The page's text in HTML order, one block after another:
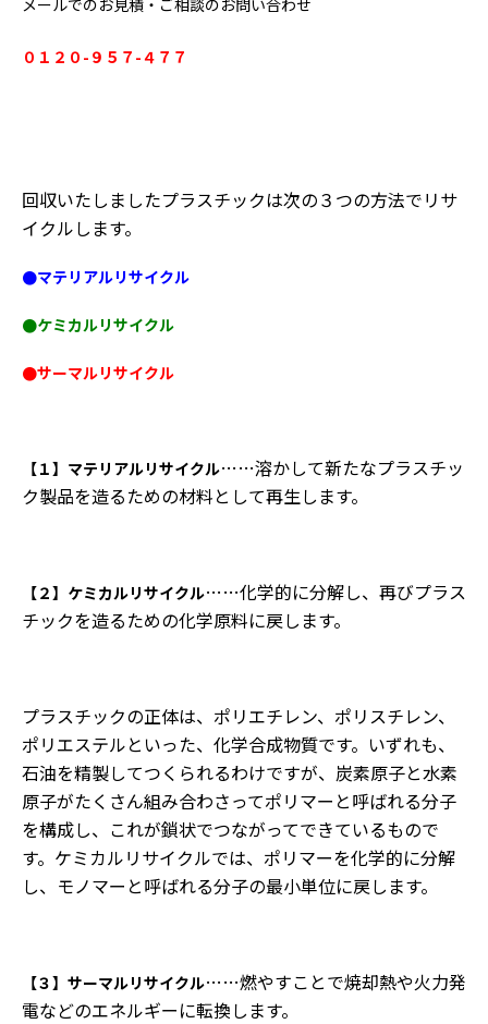
メールでのお見積・ご相談のお問い合わせ
０１２０-９５７-４７７
回収いたしましたプラスチックは次の３つの方法でリサ
イクルします。
●マテリアルリサイクル
●ケミカルリサイクル
●サーマルリサイクル
【１】マテリアルリサイクル……溶かして新たなプラスチッ
ク製品を造るための材料として再生します。
【２】ケミカルリサイクル……化学的に分解し、再びプラス
チックを造るための化学原料に戻します。
プラスチックの正体は、ポリエチレン、ポリスチレン、
ポリエステルといった、化学合成物質です。いずれも、
石油を精製してつくられるわけですが、炭素原子と水素
原子がたくさん組み合わさってポリマーと呼ばれる分子
を構成し、これが鎖状でつながってできているもので
す。ケミカルリサイクルでは、ポリマーを化学的に分解
し、モノマーと呼ばれる分子の最小単位に戻します。
【３】サーマルリサイクル……燃やすことで焼却熱や火力発
電などのエネルギーに転換します。